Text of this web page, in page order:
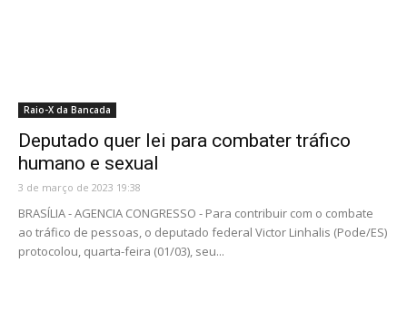
Raio-X da Bancada
Deputado quer lei para combater tráfico
humano e sexual
3 de março de 2023 19:38
BRASÍLIA - AGENCIA CONGRESSO - Para contribuir com o combate
ao tráfico de pessoas, o deputado federal Victor Linhalis (Pode/ES)
protocolou, quarta-feira (01/03), seu...